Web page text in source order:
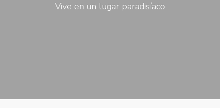
Vive en un lugar paradisíaco